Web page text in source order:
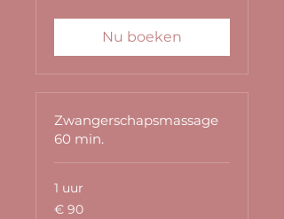
Nu boeken
Zwangerschapsmassage
60 min.
1 uur
90
euro
€ 90